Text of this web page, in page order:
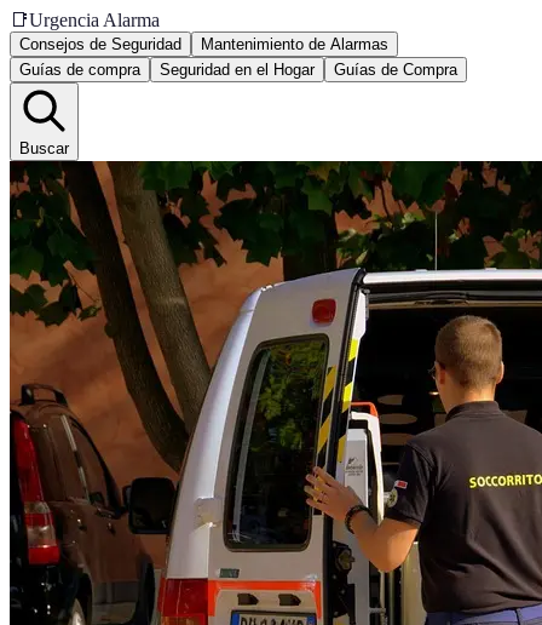
📑Urgencia Alarma
Consejos de Seguridad
Mantenimiento de Alarmas
Guías de compra
Seguridad en el Hogar Guías de Compra
Buscar